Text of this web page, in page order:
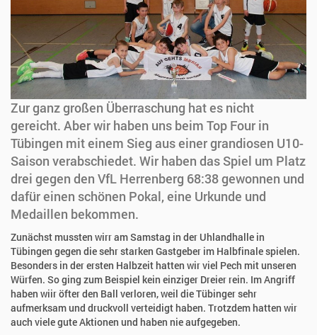
Zur ganz großen Überraschung hat es nicht
gereicht. Aber wir haben uns beim Top Four in
Tübingen mit einem Sieg aus einer grandiosen U10-
Saison verabschiedet. Wir haben das Spiel um Platz
drei gegen den VfL Herrenberg 68:38 gewonnen und
dafür einen schönen Pokal, eine Urkunde und
Medaillen bekommen.
Zunächst mussten wirr am Samstag in der Uhlandhalle in
Tübingen gegen die sehr starken Gastgeber im Halbfinale spielen.
Besonders in der ersten Halbzeit hatten wir viel Pech mit unseren
Würfen. So ging zum Beispiel kein einziger Dreier rein. Im Angriff
haben wiir öfter den Ball verloren, weil die Tübinger sehr
aufmerksam und druckvoll verteidigt haben. Trotzdem hatten wir
auch viele gute Aktionen und haben nie aufgegeben.